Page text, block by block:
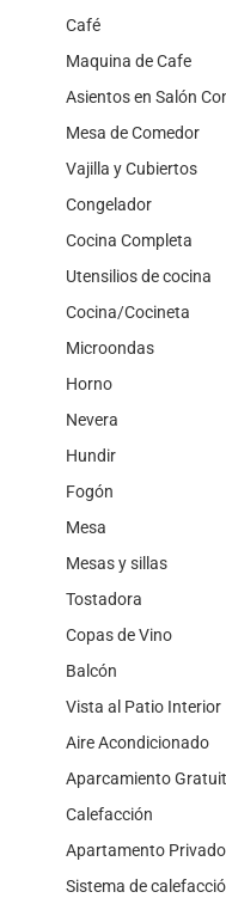
Café
Maquina de Cafe
Asientos en Salón
Mesa de Comedor
Vajilla y Cubiertos
Congelador
Cocina Completa
Utensilios de cocina
Cocina/Cocineta
Microondas
Horno
Nevera
Hundir
Fogón
Mesa
Mesas y sillas
Tostadora
Copas de Vino
Balcón
Vista al Patio Interior
Aire Acondicionado
Aparcamiento
Calefacción
Apartamento
Sistema de